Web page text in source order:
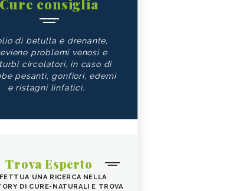
Cure consiglia
di betulla è drenante,
problemi venosi e
circolatori, in caso di
pesanti, gonfiori, edemi
e ristagni linfatici.
Trova Esperto
UNA RICERCA NELLA
DI CURE-NATURALI E TROVA